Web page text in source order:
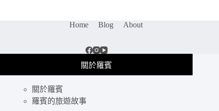
三
市
探
索
Home Blog About
關於羅賓
關於羅賓
羅賓的旅遊故事